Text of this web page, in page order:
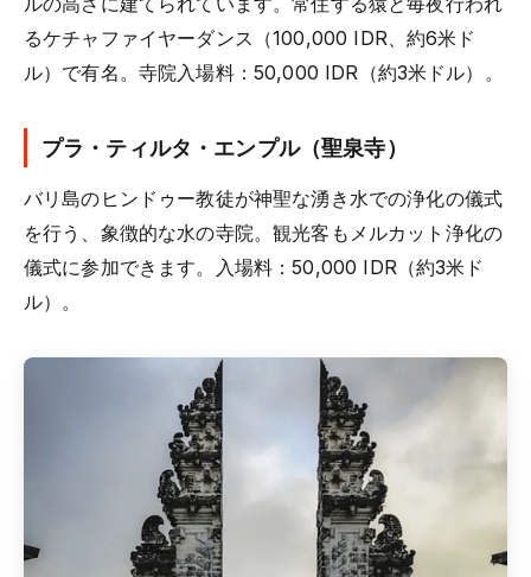
るケチャファイヤーダンス（100,000 IDR、約6米ド
ル）で有名。寺院入場料：50,000 IDR（約3米ドル）。
プラ・ティルタ・エンプル（聖泉寺）
バリ島のヒンドゥー教徒が神聖な湧き水での浄化の儀式
を行う、象徴的な水の寺院。観光客もメルカット浄化の
儀式に参加できます。入場料：50,000 IDR（約3米ド
ル）。